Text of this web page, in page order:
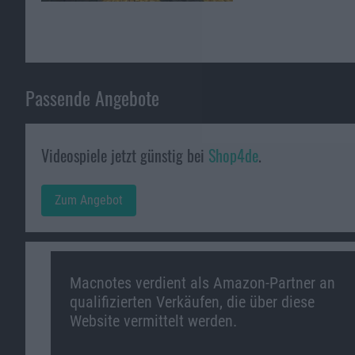
Passende Angebote
Videospiele jetzt günstig bei Shop4de.
Zum Angebot
Macnotes verdient als Amazon-Partner an
qualifizierten Verkäufen, die über diese
Website vermittelt werden.